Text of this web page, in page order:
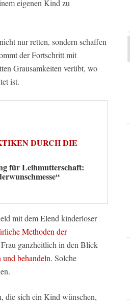
eigenen Kind zu
nur retten, sondern schaffen
der Fortschritt mit
Grausamkeiten verübt, wo
ist.
DURCH DIE
für Leihmutterschaft:
mit dem Elend kinderloser
Methoden der
ganzheitlich in den Blick
behandeln. Solche
die sich ein Kind wünschen,